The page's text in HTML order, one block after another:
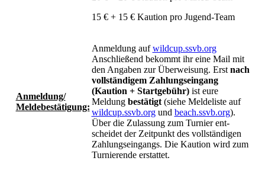
15 € + 15 € Kaution pro Jugend-Team
Anmeldung/
Meldebestätigung:
Anmeldung aufwildcup.ssvb.org
Anschließend bekommt ihr eine Mail mit
den Angaben zur Überweisung. Erst nach
voll­ständigem Zahlungseingang
(Kaution + Startgebühr)ist eure
Meldung bestätigt(siehe Meldeliste auf
wildcup.ssvb.orgund beach.ssvb.org).
Über die Zulassung zum Turnier ent­
scheidet der Zeitpunkt des vollständigen
Zah­lungseingangs. Die Kaution wird zum
Turnie­rende erstattet.